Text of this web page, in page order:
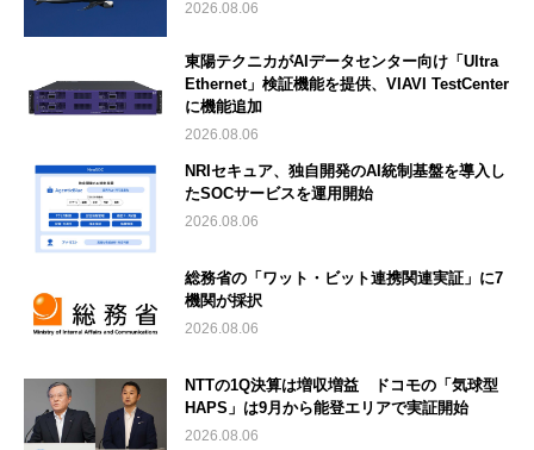
2026.08.06
東陽テクニカがAIデータセンター向け「Ultra
Ethernet」検証機能を提供、VIAVI TestCenter
に機能追加
2026.08.06
NRIセキュア、独自開発のAI統制基盤を導入し
たSOCサービスを運用開始
2026.08.06
総務省の「ワット・ビット連携関連実証」に7
機関が採択
2026.08.06
NTTの1Q決算は増収増益 ドコモの「気球型
HAPS」は9月から能登エリアで実証開始
2026.08.06